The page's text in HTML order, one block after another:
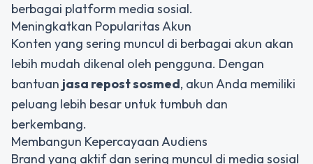
berbagai platform media sosial.
Meningkatkan Popularitas Akun
Konten yang sering muncul di berbagai akun akan
lebih mudah dikenal oleh pengguna. Dengan
bantuan jasa repost sosmed, akun Anda memiliki
peluang lebih besar untuk tumbuh dan
berkembang.
Membangun Kepercayaan Audiens
Brand yang aktif dan sering muncul di media sosial